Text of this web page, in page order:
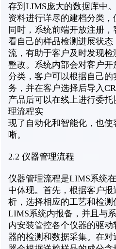
存到LIMS庞大的数据库中
资料进行详尽的建档分类，
同时，系统前端开放注册
看自己的样品检测进展状
流，有助于客户及时发现
整改。系统内部会对客户
分类，客户可以根据自己
务，并在客户选择后导入
产品后可以在线上进行委
理流程实
现了自动化和智能化，也
晰。
2.2 仪器管理流程
仪器管理流程是LIMS系统
中体现。首先，根据客户
析，选择相应的工艺和检
LIMS系统内报备，并且与
内安装管控各个仪器的驱
器的检测和数据采集。在